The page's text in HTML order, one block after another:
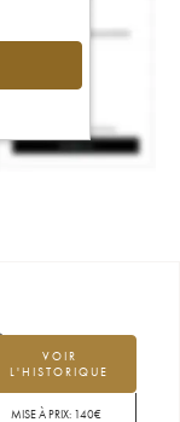
VOIR
L'HISTORIQUE
MISE À PRIX: 140€